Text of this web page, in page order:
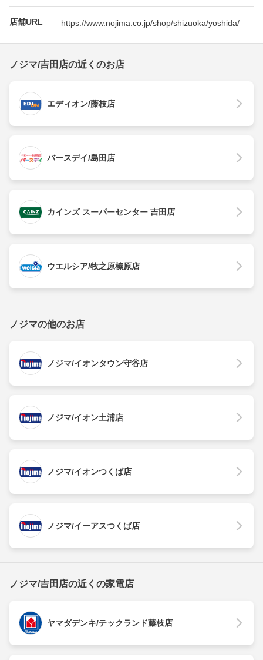
店舗URL https://www.nojima.co.jp/shop/shizuoka/yoshida/
ノジマ/吉田店の近くのお店
エディオン/藤枝店
バースデイ/島田店
カインズ スーパーセンター 吉田店
ウエルシア/牧之原榛原店
ノジマの他のお店
ノジマ/イオンタウン守谷店
ノジマ/イオン土浦店
ノジマ/イオンつくば店
ノジマ/イーアスつくば店
ノジマ/吉田店の近くの家電店
ヤマダデンキ/テックランド藤枝店